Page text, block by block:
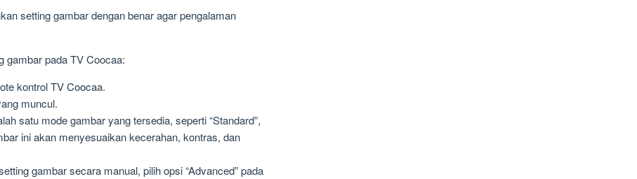
setting gambar dengan benar agar pengalaman
gambar pada TV Coocaa:
kontrol TV Coocaa.
muncul.
satu mode gambar yang tersedia, seperti “Standard”,
ini akan menyesuaikan kecerahan, kontras, dan
gambar secara manual, pilih opsi “Advanced” pada